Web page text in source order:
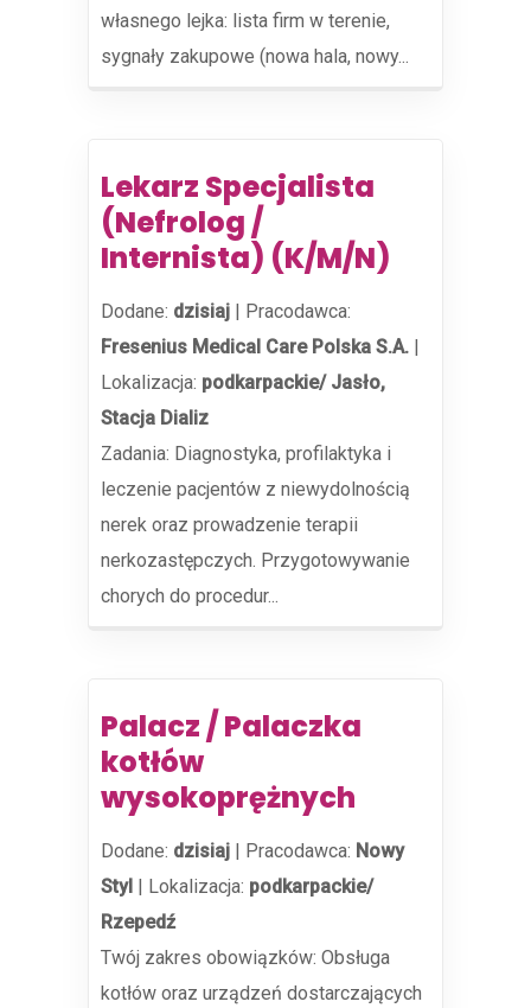
własnego lejka: lista firm w terenie,
sygnały zakupowe (nowa hala, nowy...
Lekarz Specjalista
(Nefrolog /
Internista) (K/M/N)
Dodane: dzisiaj | Pracodawca:
Fresenius Medical Care Polska S.A. |
Lokalizacja: podkarpackie/ Jasło,
Stacja Dializ
Zadania: Diagnostyka, profilaktyka i
leczenie pacjentów z niewydolnością
nerek oraz prowadzenie terapii
nerkozastępczych. Przygotowywanie
chorych do procedur...
Palacz / Palaczka
kotłów
wysokoprężnych
Dodane: dzisiaj | Pracodawca: Nowy
Styl | Lokalizacja: podkarpackie/
Rzepedź
Twój zakres obowiązków: Obsługa
kotłów oraz urządzeń dostarczających